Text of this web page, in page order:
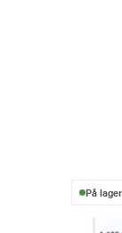
På lager